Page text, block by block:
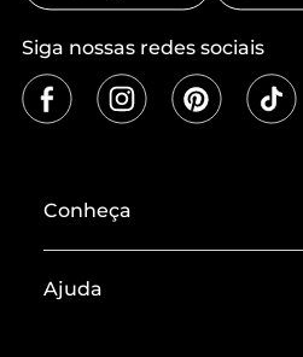
Siga nossas redes sociais
Conheça
Termos de Uso
Ajuda